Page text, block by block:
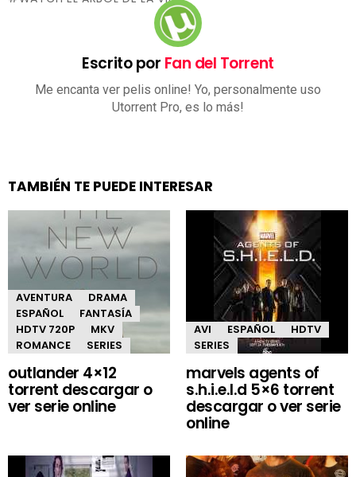
Escrito por Fan del Torrent
Me encanta ver pelis online! Yo, personalmente uso
Utorrent Pro, es lo más!
TAMBIÉN TE PUEDE INTERESAR
AVENTURA
DRAMA
ESPAÑOL
FANTASÍA
HDTV 720P
MKV
ROMANCE
SERIES
outlander 4×12
torrent descargar o
ver serie online
AVI ESPAÑOL
HDTV
SERIES
marvels agents of
s.h.i.e.l.d 5×6 torrent
descargar o ver serie
online